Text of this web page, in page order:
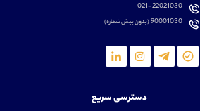
021-22021030
90001030(بدون پیش شماره)
دسترسی سریع